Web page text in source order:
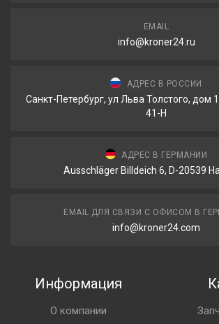
EMAIL
info@kroner24.ru
АДРЕС В РОССИИ
Санкт-Петербург, ул Льва Толстого, дом
41-Н
АДРЕС В ГЕРМАНИИ
Ausschläger Billdeich 6, D-20539
EMAIL ДЛЯ СВЯЗИ С ОФИСОМ В
info@kroner24.com
Информация
О компании